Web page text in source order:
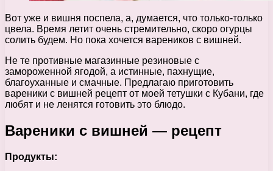
Вот уже и вишня поспела, а, думается, что только-только
цвела. Время летит очень стремительно, скоро огурцы
солить будем. Но пока хочется вареников с вишней.
Не те противные магазинные резиновые с
замороженной ягодой, а истинные, пахнущие,
благоуханные и смачные. Предлагаю приготовить
вареники с вишней рецепт от моей тетушки с Кубани, где
любят и не ленятся готовить это блюдо.
Вареники с вишней — рецепт
Продукты: